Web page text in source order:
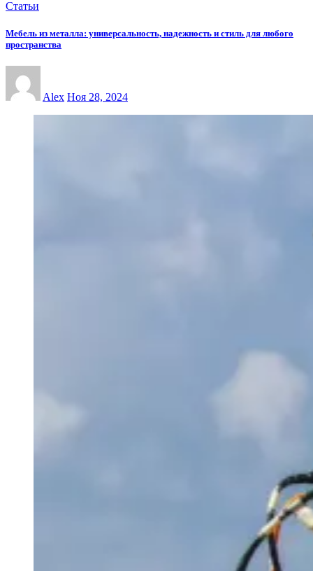
Статьи
Мебель из металла: универсальность, надежность и стиль для любого
пространства
Alex Ноя 28, 2024